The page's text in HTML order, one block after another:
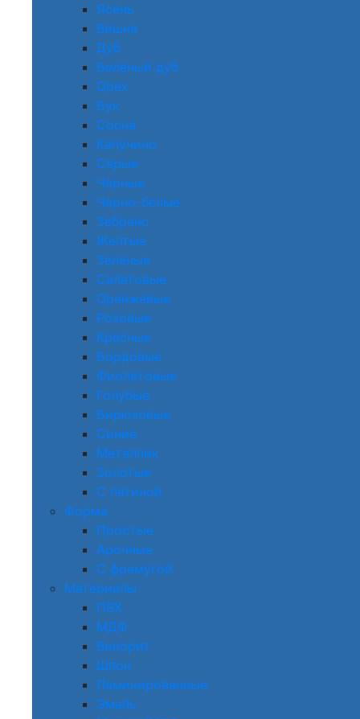
Ясень
Вишня
Дуб
Беленый дуб
Орех
Бук
Сосна
Капучино
Серые
Черные
Черно-белые
Зебрано
Желтые
Зеленые
Салатовые
Оранжевые
Розовые
Красные
Бордовые
Фиолетовые
Голубые
Бирюзовые
Синие
Металлик
Золотые
С патиной
Форма
Простые
Арочные
С фрамугой
Материалы
ПВХ
МДФ
Винорит
Шпон
Ламинированные
Эмаль